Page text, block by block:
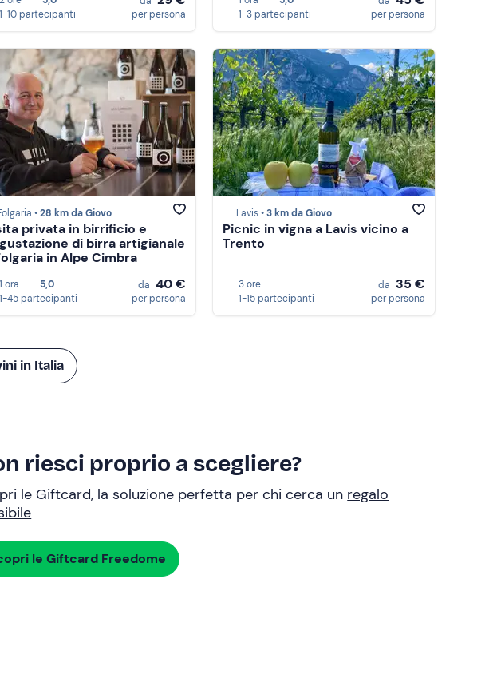
1-10 partecipanti
per persona
1-3 partecipanti
per persona
•28 km da Giovo
privata in birrificio e
di birra artigianale
in Alpe Cimbra
1 ora
5,0
1-45 partecipanti
da 40 €
per persona
Lavis •3 km da Giovo
Picnic in vigna a Lavis vicino a
Trento
3 ore
1-15 partecipanti
da 35 €
per persona
in Italia
riesci proprio a scegliere?
le Giftcard, la soluzione perfetta per chi cerca un regalo
le Giftcard Freedome